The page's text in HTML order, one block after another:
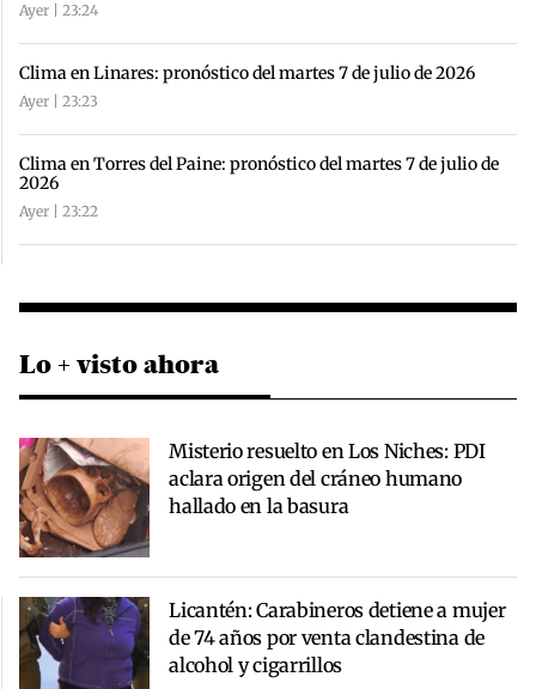
Ayer | 23:24
Clima en Linares: pronóstico del martes 7 de julio de 2026
Ayer | 23:23
Clima en Torres del Paine: pronóstico del martes 7 de julio de
2026
Ayer | 23:22
Lo + visto ahora
Misterio resuelto en Los Niches: PDI
aclara origen del cráneo humano
hallado en la basura
Licantén: Carabineros detiene a mujer
de 74 años por venta clandestina de
alcohol y cigarrillos